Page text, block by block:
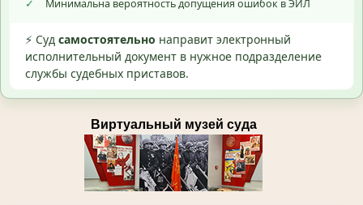
✓
Минимальна вероятность допущения ошибок в ЭИЛ
⚡ Суд самостоятельно направит электронный
исполнительный документ в нужное подразделение
службы судебных приставов.
Виртуальный музей суда